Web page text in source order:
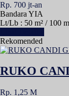
Rp. 700 jt-an
Bandara YIA
Lt/Lb : 50 m² / 100
Rekomended
RUKO
Rp. 1,25 M